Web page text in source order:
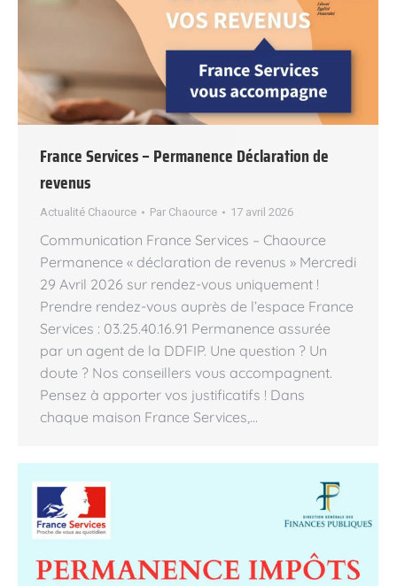
France Services – Permanence Déclaration de
revenus
Actualité Chaource Par Chaource 17 avril 2026
Communication France Services – Chaource
Permanence « déclaration de revenus » Mercredi
29 Avril 2026 sur rendez-vous uniquement !
Prendre rendez-vous auprès de l’espace France
Services : 03.25.40.16.91 Permanence assurée
par un agent de la DDFIP. Une question ? Un
doute ? Nos conseillers vous accompagnent.
Pensez à apporter vos justificatifs ! Dans
chaque maison France Services,…